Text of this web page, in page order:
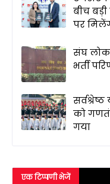
बीच
पर
संघ लोक
भर्ती
को
गया
एक टिप्पणी भेजें